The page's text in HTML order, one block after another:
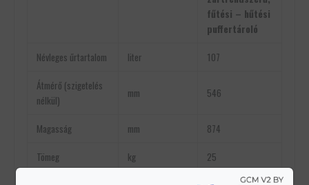
fűtési – hűtési
puffertároló
Névleges űrtartalom liter 107
Átmérő (szigetelés
nélkül)
mm 546
Magasság mm 874
Tömeg kg 25